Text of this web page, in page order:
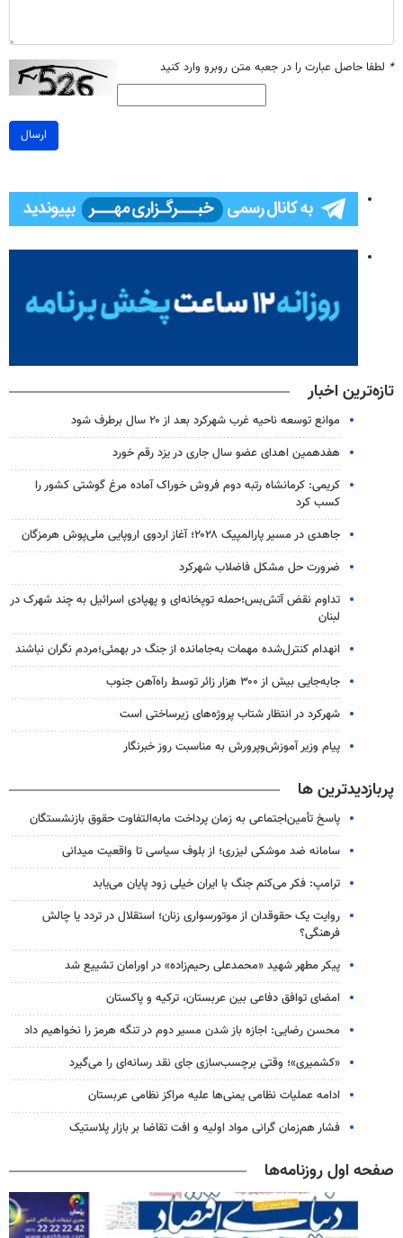
* لطفا حاصل عبارت را در جعبه متن روبرو وارد کنید
ارسال
تازه‌ترین اخبار
موانع توسعه ناحیه غرب شهرکرد بعد از ۲۰ سال برطرف شود
هفدهمین اهدای عضو سال جاری در یزد رقم خورد
کریمی: کرمانشاه رتبه دوم فروش خوراک آماده مرغ گوشتی کشور را
کسب کرد
جاهدی در مسیر پارالمپیک ۲۰۲۸؛ آغاز اردوی اروپایی ملی‌پوش هرمزگان
ضرورت حل مشکل فاضلاب شهرکرد
تداوم نقض آتش‌بس؛حمله توپخانه‌ای و پهپادی اسرائیل به چند شهرک در
لبنان
انهدام کنترل‌شده مهمات به‌جامانده از جنگ در بهمئی؛مردم نگران نباشند
جابه‌جایی بیش از ۳۰۰ هزار زائر توسط راه‌آهن جنوب
شهرکرد در انتظار شتاب پروژه‌های زیرساختی است
پیام وزیر آموزش‌وپرورش به مناسبت روز خبرنگار
پربازدیدترین ها
پاسخ تأمین‌اجتماعی به زمان پرداخت مابه‌التفاوت حقوق بازنشستگان
سامانه ضد موشکی لیزری؛ از بلوف سیاسی تا واقعیت میدانی
ترامپ: فکر می‌کنم جنگ با ایران خیلی زود پایان می‌یابد
روایت یک حقوقدان از موتورسواری زنان؛ استقلال در تردد یا چالش
فرهنگی؟
پیکر مطهر شهید «محمدعلی رحیم‌زاده» در اورامان تشییع شد
امضای توافق دفاعی بین عربستان، ترکیه و پاکستان
محسن رضایی: اجازه باز شدن مسیر دوم در تنگه هرمز را نخواهیم داد
«کشمیری»؛ وقتی برچسب‌سازی جای نقد رسانه‌ای را می‌گیرد
ادامه عملیات نظامی یمنی‌ها علیه مراکز نظامی عربستان
فشار هم‌زمان گرانی مواد اولیه و افت تقاضا بر بازار پلاستیک
صفحه اول روزنامه‌ها